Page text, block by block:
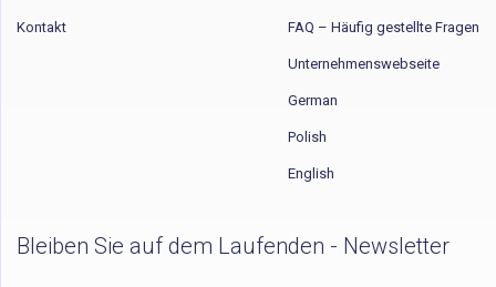
Kontakt FAQ – Häufig gestellte Fragen
Unternehmenswebseite
German
Polish
English
Bleiben Sie auf dem Laufenden - Newsletter